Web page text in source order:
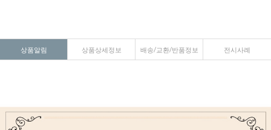
상품알림 상품상세정보 배송/교환/반품정보 전시사례